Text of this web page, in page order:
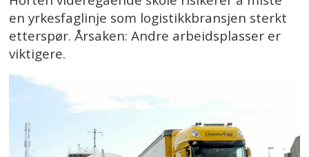
en yrkesfaglinje som logistikkbransjen sterkt
etterspør. Årsaken: Andre arbeidsplasser er
viktigere.